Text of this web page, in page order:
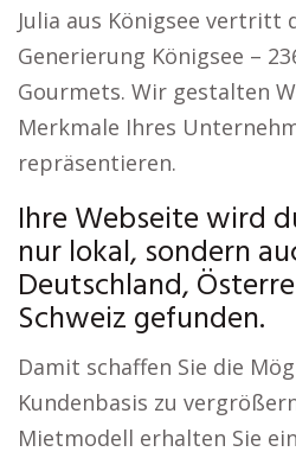
Julia aus Königsee vertritt
Generierung Königsee –
Gourmets. Wir gestalten
Merkmale Ihres
repräsentieren.
Ihre Webseite wird
nur lokal, sondern
Deutschland,
Schweiz gefunden.
Damit schaffen Sie die
Kundenbasis zu
Mietmodell erhalten Sie